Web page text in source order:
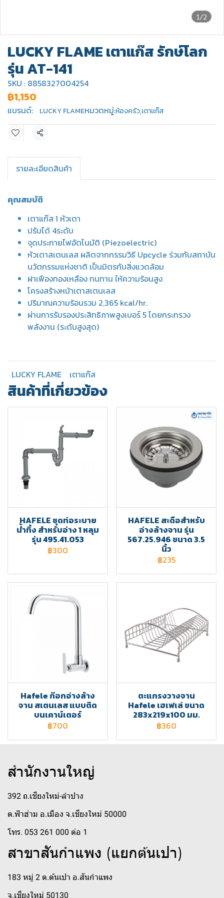
1/2
LUCKY FLAME เตาแก๊ส รักษ์โลก
รุ่น AT-141
SKU : 8858327004254
฿1,150
แบรนด์: LUCKY FLAMEหมวดหมู่:ห้องครัว,เตาเเก๊ส
แชร์
รายละเอียดสินค้า
คุณสมบัติ
เตาแก๊ส 1 หัวเตา
ปรับได้ 4ระดับ
จุดประกายไฟอัตโนมัติ (Piezoelectric)
หัวเตาสเตนเลส ผลิตจากกรรมวิธี Upcycle ร่วมกับสถาบัน
นวัตกรรมแห่งชาติ เป็นมิตรกับสิ่งแวดล้อม
ฝาเฟืองทองเหลือง ทนทาน ให้ความร้อนสูง
โครงสร้างหน้าเตาสเตนเลส
ปริมาณความร้อนรวม 2,365 kcal/hr.
ผ่านการรับรองประสิทธิภาพสูงเบอร์ 5 โดยกระทรวง
พลังงาน (ระดับสูงสุด)
LUCKY FLAME เตาแก๊ส
สินค้าที่เกี่ยวข้อง
HAFELE ชุดท่อระบาย
น้ำทิ้ง สำหรับอ่าง 1 หลุม
รุ่น 495.41.053
฿300
HAFELE สะดือสำหรับ
อ่างล้างจาน รุ่น
567.25.946 ขนาด 3.5
นิ้ว
฿235
Hafele ก๊อกอ่างล้าง
จาน สเตนเลส แบบติด
บนเคาน์เตอร์
฿700
ตะแกรงวางจาน
Hafele เฮเฟเล่ ขนาด
283x219x100 มม.
฿360
สำนักงานใหญ่
392 ถ.เชียงใหม่-ลำปาง
ต.ฟ้าฮ่าม อ.เมือง จ.เชียงใหม่ 50000
โทร. 053 261 000 ต่อ 1
สาขาสันกำแพง (แยกต้นเปา)
183 หมู่ 2 ต.ต้นเปา อ.สันกำแพง
จ.เชียงใหม่ 50130